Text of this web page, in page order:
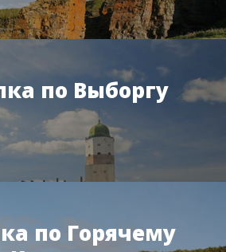
по Выборгу
по Горячему